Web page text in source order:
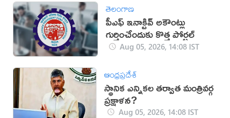
తెలంగాణ
పీఎఫ్ ఇనాక్టివ్ అకౌంట్లు
గుర్తించేందుకు కొత్త పోర్టల్
Aug 05, 2026, 14:08 IST
ఆంధ్రప్రదేశ్
స్థానిక ఎన్నికల తర్వాత మంత్రివర్గ
ప్రక్షాళన?
Aug 05, 2026, 14:08 IST